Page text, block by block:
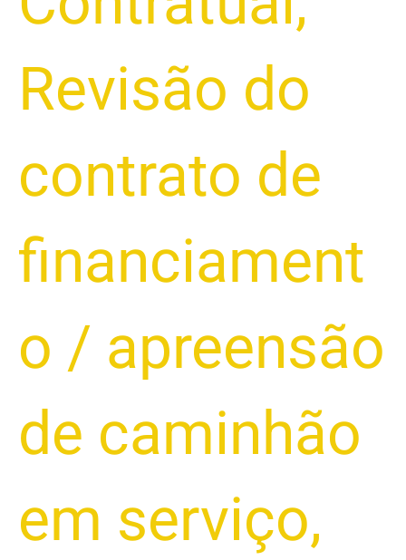
Revisão do
contrato de
financiament
o / apreensão
de caminhão
em serviço,